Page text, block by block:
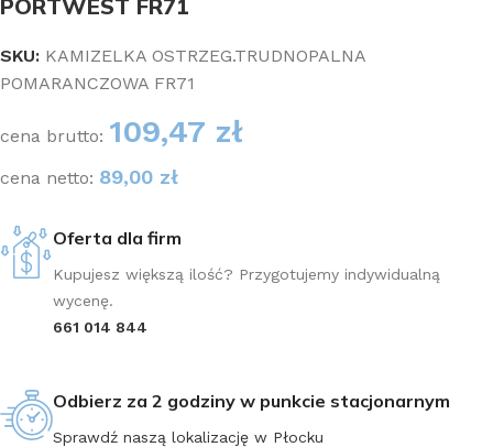
PORTWEST FR71
SKU: KAMIZELKA OSTRZEG.TRUDNOPALNA
POMARANCZOWA FR71
cena brutto: 109,47 zł
cena netto: 89,00 zł
Oferta dla firm
Kupujesz większą ilość? Przygotujemy indywidualną
wycenę.
661 014 844
Odbierz za 2 godziny w punkcie stacjonarnym
Sprawdź naszą lokalizację w Płocku